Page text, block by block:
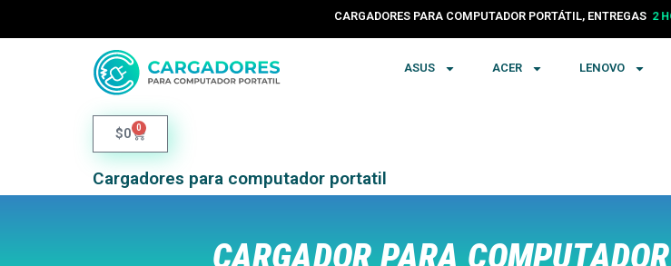
CARGADORES PARA COMPUTADOR PORTÁTIL, ENTREGAS 24
ASUS ACER LENOVO
$0 0
Cargadores para computador portatil
CARGADOR PARA